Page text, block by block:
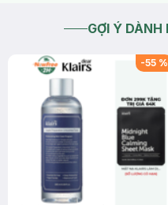
GỢI Ý DÀNH
-55 %